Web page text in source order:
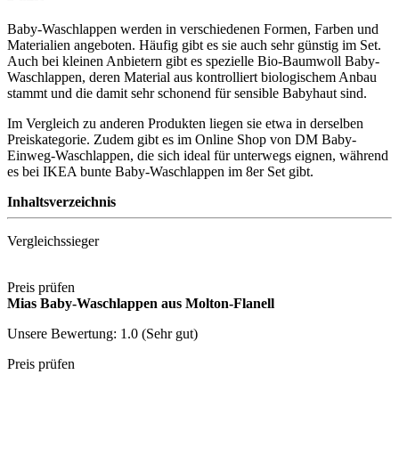
Baby-Waschlappen werden in verschiedenen Formen, Farben und
Materialien angeboten. Häufig gibt es sie auch sehr günstig im Set.
Auch bei kleinen Anbietern gibt es spezielle Bio-Baumwoll Baby-
Waschlappen, deren Material aus kontrolliert biologischem Anbau
stammt und die damit sehr schonend für sensible Babyhaut sind.
Im Vergleich zu anderen Produkten liegen sie etwa in derselben
Preiskategorie. Zudem gibt es im Online Shop von DM Baby-
Einweg-Waschlappen, die sich ideal für unterwegs eignen, während
es bei IKEA bunte Baby-Waschlappen im 8er Set gibt.
Inhaltsverzeichnis
Vergleichssieger
Preis prüfen
Mias Baby-Waschlappen aus Molton-Flanell
Unsere Bewertung: 1.0 (Sehr gut)
Preis prüfen